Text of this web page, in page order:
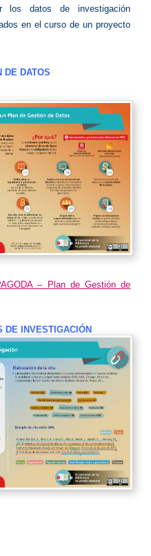
los datos de investigación
en el curso de un proyecto
DE DATOS
– Plan de Gestión de
DE INVESTIGACIÓN